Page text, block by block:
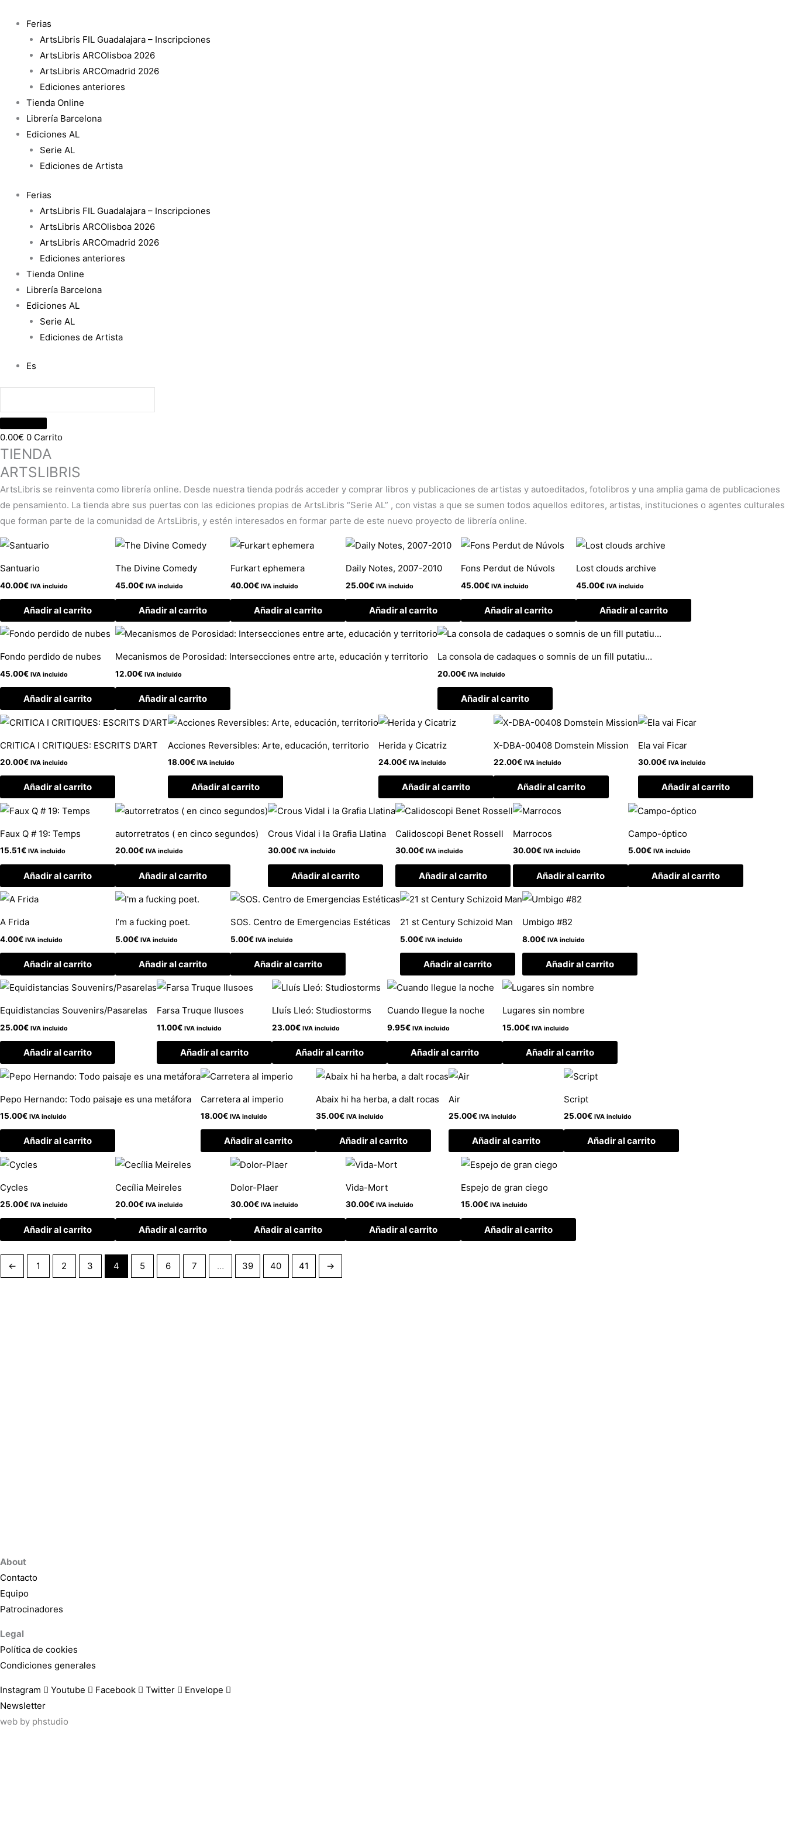
contenido
Ferias
ArtsLibris FIL Guadalajara – Inscripciones
ArtsLibris ARCOlisboa 2026
ArtsLibris ARCOmadrid 2026
Ediciones anteriores
Tienda Online
Librería Barcelona
Ediciones AL
Serie AL
Ediciones de Artista
Ferias
ArtsLibris FIL Guadalajara – Inscripciones
ArtsLibris ARCOlisboa 2026
ArtsLibris ARCOmadrid 2026
Ediciones anteriores
Tienda Online
Librería Barcelona
Ediciones AL
Serie AL
Ediciones de Artista
Es
0.00€ 0 Carrito
TIENDA
ARTSLIBRIS
ArtsLibris se reinventa como librería online. Desde nuestra tienda podrás acceder y comprar libros y publicaciones de artistas y autoeditados, fotolibros y una amplia gama de publicaciones
de pensamiento. La tienda abre sus puertas con las ediciones propias de ArtsLibris “Serie AL” , con vistas a que se sumen todos aquellos editores, artistas, instituciones o agentes culturales
que forman parte de la comunidad de ArtsLibris, y estén interesados en formar parte de este nuevo proyecto de librería online.
Santuario
40.00€ IVA incluido
Añadir al carrito
The Divine Comedy
45.00€ IVA incluido
Añadir al carrito
Furkart ephemera
40.00€ IVA incluido
Añadir al carrito
Daily Notes, 2007-2010
25.00€ IVA incluido
Añadir al carrito
Fons Perdut de Núvols
45.00€ IVA incluido
Añadir al carrito
Lost clouds archive
45.00€ IVA incluido
Añadir al carrito
Fondo perdido de nubes
45.00€ IVA incluido
Añadir al carrito
Mecanismos de Porosidad: Intersecciones entre arte, educación y territorio
12.00€ IVA incluido
Añadir al carrito
La consola de cadaques o somnis de un fill putatiu…
20.00€ IVA incluido
Añadir al carrito
CRITICA I CRITIQUES: ESCRITS D’ART
20.00€ IVA incluido
Añadir al carrito
Acciones Reversibles: Arte, educación, territorio
18.00€ IVA incluido
Añadir al carrito
Herida y Cicatriz
24.00€ IVA incluido
Añadir al carrito
X-DBA-00408 Domstein Mission
22.00€ IVA incluido
Añadir al carrito
Ela vai Ficar
30.00€ IVA incluido
Añadir al carrito
Faux Q # 19: Temps
15.51€ IVA incluido
Añadir al carrito
autorretratos ( en cinco segundos)
20.00€ IVA incluido
Añadir al carrito
Crous Vidal i la Grafia Llatina
30.00€ IVA incluido
Añadir al carrito
Calidoscopi Benet Rossell
30.00€ IVA incluido
Añadir al carrito
Marrocos
30.00€ IVA incluido
Añadir al carrito
Campo-óptico
5.00€ IVA incluido
Añadir al carrito
A Frida
4.00€ IVA incluido
Añadir al carrito
I’m a fucking poet.
5.00€ IVA incluido
Añadir al carrito
SOS. Centro de Emergencias Estéticas
5.00€ IVA incluido
Añadir al carrito
21 st Century Schizoid Man
5.00€ IVA incluido
Añadir al carrito
Umbigo #82
8.00€ IVA incluido
Añadir al carrito
Equidistancias Souvenirs/Pasarelas
25.00€ IVA incluido
Añadir al carrito
Farsa Truque Ilusoes
11.00€ IVA incluido
Añadir al carrito
Lluís Lleó: Studiostorms
23.00€ IVA incluido
Añadir al carrito
Cuando llegue la noche
9.95€ IVA incluido
Añadir al carrito
Lugares sin nombre
15.00€ IVA incluido
Añadir al carrito
Pepo Hernando: Todo paisaje es una metáfora
15.00€ IVA incluido
Añadir al carrito
Carretera al imperio
18.00€ IVA incluido
Añadir al carrito
Abaix hi ha herba, a dalt rocas
35.00€ IVA incluido
Añadir al carrito
Air
25.00€ IVA incluido
Añadir al carrito
Script
25.00€ IVA incluido
Añadir al carrito
Cycles
25.00€ IVA incluido
Añadir al carrito
Cecília Meireles
20.00€ IVA incluido
Añadir al carrito
Dolor-Plaer
30.00€ IVA incluido
Añadir al carrito
Vida-Mort
30.00€ IVA incluido
Añadir al carrito
Espejo de gran ciego
15.00€ IVA incluido
Añadir al carrito
← 1 2 3 4 5 6 7 … 39 40 41 →
About
Contacto
Equipo
Patrocinadores
Legal
Política de cookies
Condiciones generales
Instagram Youtube Facebook Twitter
Envelope
Newsletter
web by phstudio